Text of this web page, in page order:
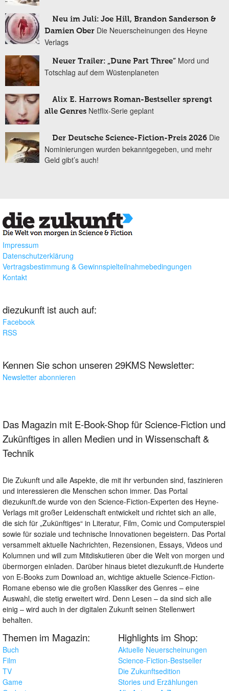
Neu im Juli: Joe Hill, Brandon Sanderson &
Damien Ober Die Neuerscheinungen des Heyne
Verlags
Neuer Trailer: „Dune Part Three“ Mord und
Totschlag auf dem Wüstenplaneten
Alix E. Harrows Roman-Bestseller sprengt
alle Genres Netflix-Serie geplant
Der Deutsche Science-Fiction-Preis 2026 Die
Nominierungen wurden bekanntgegeben, und mehr
Geld gibt’s auch!
Impressum
Datenschutzerklärung
Vertragsbestimmung & Gewinnspielteilnahmebedingungen
Kontakt
diezukunft ist auch auf:
Facebook
RSS
Kennen Sie schon unseren 29KMS Newsletter:
Newsletter abonnieren
Das Magazin mit E-Book-Shop für Science-Fiction und
Zukünftiges in allen Medien und in Wissenschaft &
Technik
Die Zukunft und alle Aspekte, die mit ihr verbunden sind, faszinieren
und interessieren die Menschen schon immer. Das Portal
diezukunft.de wurde von den Science-Fiction-Experten des Heyne-
Verlags mit großer Leidenschaft entwickelt und richtet sich an alle,
die sich für „Zukünftiges“ in Literatur, Film, Comic und Computerspiel
sowie für soziale und technische Innovationen begeistern. Das Portal
versammelt aktuelle Nachrichten, Rezensionen, Essays, Videos und
Kolumnen und will zum Mitdiskutieren über die Welt von morgen und
übermorgen einladen. Darüber hinaus bietet diezukunft.de Hunderte
von E-Books zum Download an, wichtige aktuelle Science-Fiction-
Romane ebenso wie die großen Klassiker des Genres – eine
Auswahl, die stetig erweitert wird. Denn Lesen – da sind sich alle
einig – wird auch in der digitalen Zukunft seinen Stellenwert
behalten.
Themen im Magazin:
Buch
Film
TV
Game
Highlights im Shop:
Aktuelle Neuerscheinungen
Science-Fiction-Bestseller
Die Zukunftsedition
Stories und Erzählungen